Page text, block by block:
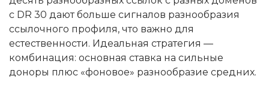
с DR 30 дают больше сигналов разнообразия
ссылочного профиля, что важно для
естественности. Идеальная стратегия —
комбинация: основная ставка на сильные
доноры плюс «фоновое» разнообразие средних.